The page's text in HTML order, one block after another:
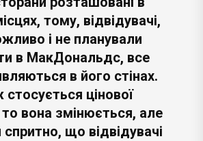
тому, відвідувачі,
і не планували
в МакДональдс, все
в його стінах.
цінової
то вона змінюється, але
спритно, що відвідувачі